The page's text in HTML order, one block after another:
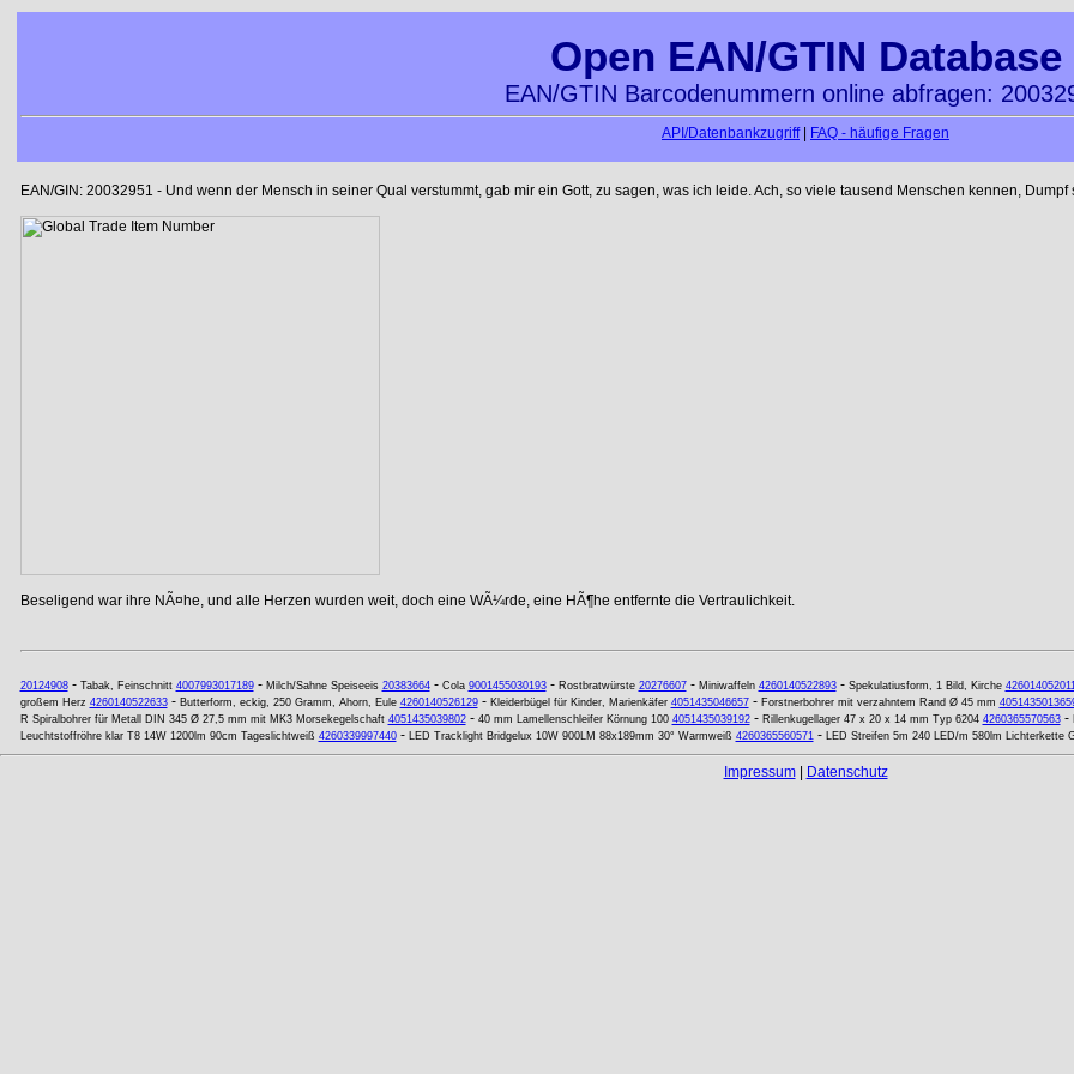
Open EAN/GTIN Database
EAN/GTIN Barcodenummern online abfragen:
API/Datenbankzugriff| FAQ - häufige Fragen
EAN/GIN: 20032951 - Und wenn der Mensch in seiner Qual verstummt, gab mir ein Gott, zu sagen, was ich leide. Ach, so viele tausend Menschen kennen,
Beseligend war ihre NÃ¤he, und alle Herzen wurden weit, doch eine WÃ¼rde, eine HÃ¶he entfernte die Vertraulichkeit.
20124908- Tabak, Feinschnitt 4007993017189- Milch/Sahne Speiseeis 20383664- Cola 9001455030193- Rostbratwürste 20276607- Miniwaffeln 4260140522893- Spekulatiusform, 1 Bild, Kirche
großem Herz 4260140522633- Butterform, eckig, 250 Gramm, Ahorn, Eule 4260140526129- Kleiderbügel für Kinder, Marienkäfer 4051435046657- Forstnerbohrer mit verzahntem Rand Ø 45 mm
R Spiralbohrer für Metall DIN 345 Ø 27,5 mm mit MK3 Morsekegelschaft 4051435039802- 40 mm Lamellenschleifer Körnung 100 4051435039192- Rillenkugellager 47 x 20 x 14 mm Typ 6204 4260365570563-
Leuchtstoffröhre klar T8 14W 1200lm 90cm Tageslichtweiß 4260339997440- LED Tracklight Bridgelux 10W 900LM 88x189mm 30° Warmweiß 4260365560571- LED Streifen 5m 240 LED/m 580lm Lichterkette
Impressum| Datenschutz